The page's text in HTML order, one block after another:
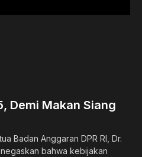
Demi Makan Siang
Badan Anggaran DPR RI, Dr.
bahwa kebijakan